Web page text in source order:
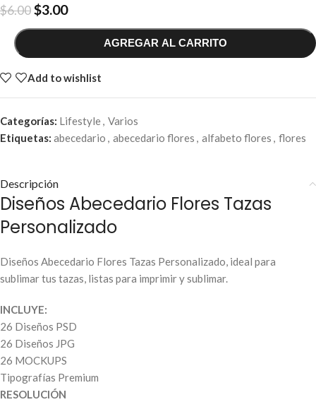
$6.00$3.00
AGREGAR AL CARRITO
Add to wishlist
Categorías: Lifestyle, Varios
Etiquetas: abecedario , abecedario flores , alfabeto flores , flores
Descripción
Diseños Abecedario Flores Tazas
Personalizado
Diseños Abecedario Flores Tazas Personalizado, ideal para
sublimar tus tazas, listas para imprimir y sublimar.
INCLUYE:
26 Diseños PSD
26 Diseños JPG
26 MOCKUPS
Tipografías Premium
RESOLUCIÓN